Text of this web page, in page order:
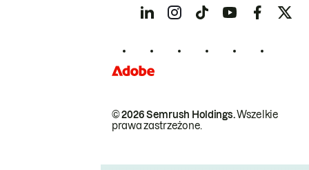
© 2026 Semrush Holdings.Wszelkie
prawa zastrzeżone.